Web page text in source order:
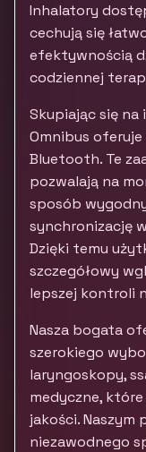
Inhalatory
cechują się
efektywnością
codziennej
Skupiając się na
Omnibus
Bluetooth. Te
pozwalają na
sposób
synchronizację
Dzięki temu
szczegółowy
lepszej kontroli
Nasza bogata
szerokiego
laryngoskopy,
medyczne,
jakości.
niezawodnego